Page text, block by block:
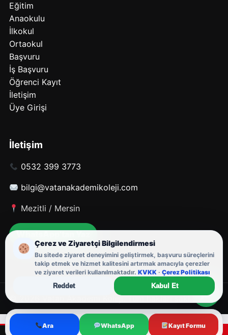
Eğitim
Anaokulu
İlkokul
Ortaokul
Başvuru
İş Başvuru
Öğrenci Kayıt
İletişim
Üye Girişi
İletişim
0532 399 3773
bilgi@vatanakademikoleji.com
Mezitli / Mersin
© 2026 Vatan Akademi Koleji. Tüm hakları saklıdır.
Ara WhatsApp Kayıt Formu
Çerez ve Ziyaretçi Bilgilendirmesi
Bu sitede ziyaret deneyimini geliştirmek, başvuru süreçlerini
takip etmek ve hizmet kalitesini artırmak amacıyla çerezler
ve ziyaret verileri kullanılmaktadır. KVKK · Çerez Politikası
Reddet
Kabul Et